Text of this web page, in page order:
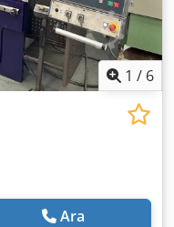
1 / 6
Ara